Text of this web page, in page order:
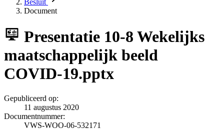
Besluit
Document
Presentatie 10-8 Wekelijks
maatschappelijk beeld
COVID-19.pptx
Gepubliceerd op:
11 augustus 2020
Documentnummer:
VWS-WOO-06-532171